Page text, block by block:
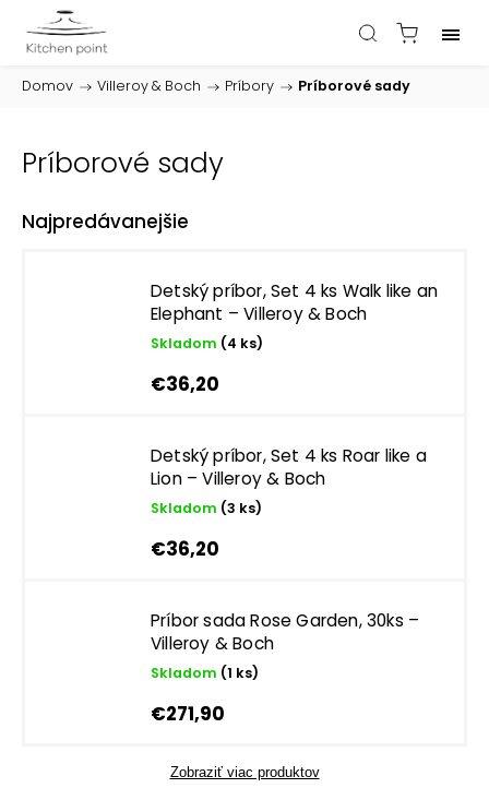
Domov / Villeroy & Boch / Príbory / Príborové sady
Príborové sady
Najpredávanejšie
Detský príbor, Set 4 ks Walk like an
Elephant – Villeroy & Boch
Skladom (4 ks)
€36,20
Detský príbor, Set 4 ks Roar like a
Lion – Villeroy & Boch
Skladom (3 ks)
€36,20
Príbor sada Rose Garden, 30ks –
Villeroy & Boch
Skladom (1 ks)
€271,90
Zobraziť viac produktov